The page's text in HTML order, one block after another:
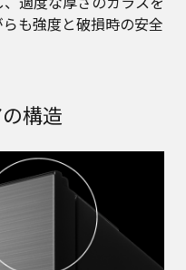
も強度と破損時の安全
構造